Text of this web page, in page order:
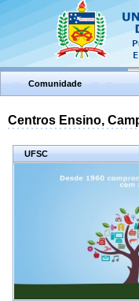
Comunidade
Centros Ensino,
UFSC